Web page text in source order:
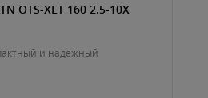
OTS-XLT 160 2.5-10X
и надежный